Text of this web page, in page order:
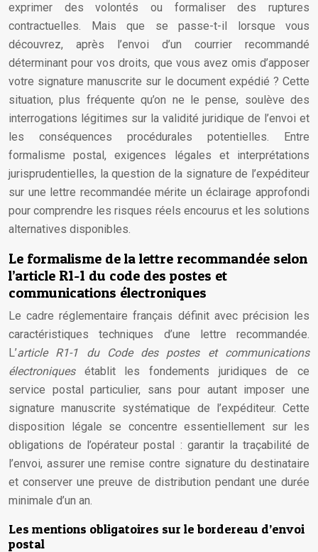
exprimer des volontés ou formaliser des ruptures
contractuelles. Mais que se passe-t-il lorsque vous
découvrez, après l’envoi d’un courrier recommandé
déterminant pour vos droits, que vous avez omis d’apposer
votre signature manuscrite sur le document expédié ? Cette
situation, plus fréquente qu’on ne le pense, soulève des
interrogations légitimes sur la validité juridique de l’envoi et
les conséquences procédurales potentielles. Entre
formalisme postal, exigences légales et interprétations
jurisprudentielles, la question de la signature de l’expéditeur
sur une lettre recommandée mérite un éclairage approfondi
pour comprendre les risques réels encourus et les solutions
alternatives disponibles.
Le formalisme de la lettre recommandée selon
l’article R1-1 du code des postes et
communications électroniques
Le cadre réglementaire français définit avec précision les
caractéristiques techniques d’une lettre recommandée.
L’article R1-1 du Code des postes et communications
électroniquesétablit les fondements juridiques de ce
service postal particulier, sans pour autant imposer une
signature manuscrite systématique de l’expéditeur. Cette
disposition légale se concentre essentiellement sur les
obligations de l’opérateur postal : garantir la traçabilité de
l’envoi, assurer une remise contre signature du destinataire
et conserver une preuve de distribution pendant une durée
minimale d’un an.
Les mentions obligatoires sur le bordereau d’envoi
postal